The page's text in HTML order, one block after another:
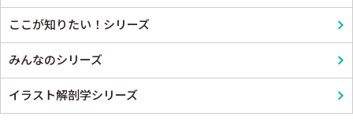
ここが知りたい！シリーズ
みんなのシリーズ
イラスト解剖学シリーズ